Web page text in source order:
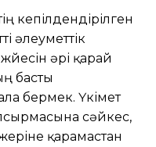
кепілдендірілген
әлеуметтік
әрі қарай
басты
бермек. Үкімет
сәйкес,
қарамастан